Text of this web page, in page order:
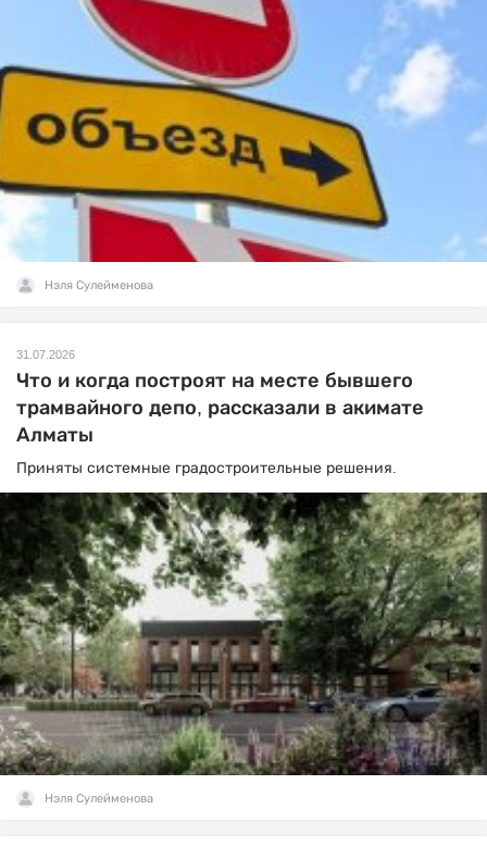
Нэля Сулейменова
31.07.2026
Что и когда построят на месте бывшего
трамвайного депо, рассказали в акимате
Алматы
Приняты системные градостроительные решения.
Нэля Сулейменова